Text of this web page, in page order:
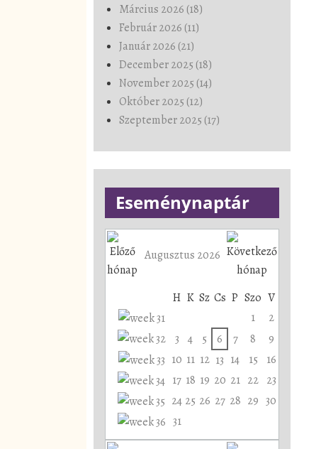
Március 2026 (18)
Február 2026 (11)
Január 2026 (21)
December 2025 (18)
November 2025 (14)
Október 2025 (12)
Szeptember 2025 (17)
Eseménynaptár
Augusztus 2026
H K Sz Cs P Szo V
1
2
3 4 5 6 7 8
9
10 11 12 13 14 15
16
17 18 19 20 21 22 23
24 25 26 27 28 29 30
31